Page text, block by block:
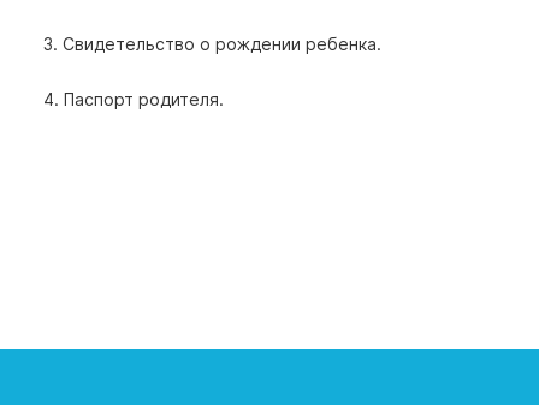
3. Свидетельство о рождении ребенка.
4. Паспорт родителя.